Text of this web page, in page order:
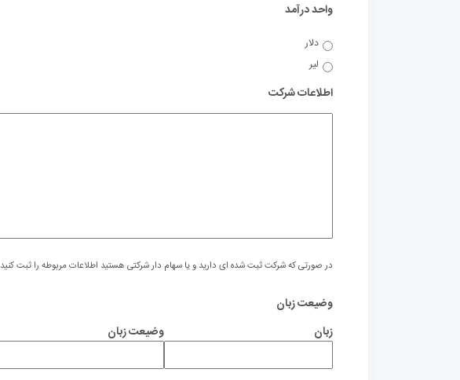
واحد درآمد
دلار
لیر
اطلاعات شرکت
در صورتی که شرکت ثبت شده ای دارید و یا سهام دار شرکتی هستید اطلاعات مربوطه را ثبت کنید
وضیعت زبان
زبان
وضیعت زبان